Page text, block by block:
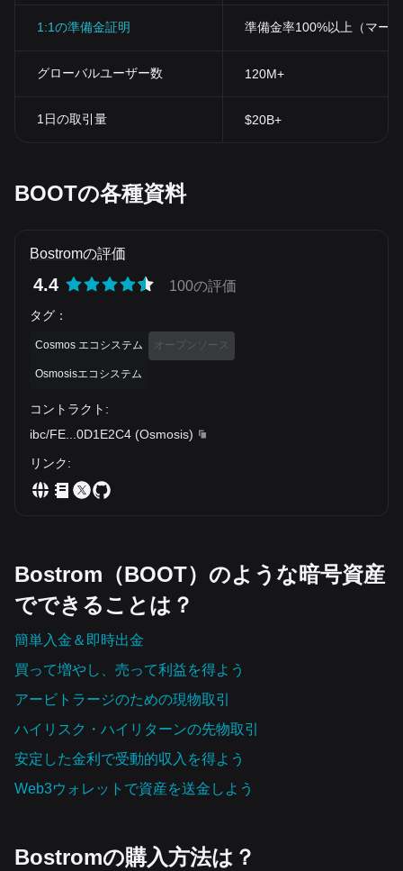
1:1の準備金証明 準備金率100%以上（マー
グローバルユーザー数 120M+
1日の取引量 $20B+
BOOTの各種資料
Bostromの評価
4.4 100の評価
タグ ：
Cosmos エコシステム オープンソース
Osmosisエコシステム
コントラクト :
ibc/FE
0D1E2C4 (Osmosis)
リンク:
Bostrom（BOOT）のような暗号資産
でできることは？
簡単入金＆即時出金
買って増やし、売って利益を得よう
アービトラージのための現物取引
ハイリスク・ハイリターンの先物取引
安定した金利で受動的収入を得よう
Web3ウォレットで資産を‌送金しよう
Bostromの購入方法は？